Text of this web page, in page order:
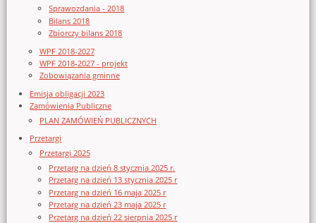
Sprawozdania - 2018
Bilans 2018
Zbiorczy bilans 2018
WPF 2018-2027
WPF 2018-2027 - projekt
Zobowiązania gminne
Emisja obligacji 2023
Zamówienia Publiczne
PLAN ZAMÓWIEŃ PUBLICZNYCH
Przetargi
Przetargi 2025
Przetarg na dzień 8 stycznia 2025 r.
Przetarg na dzień 13 stycznia 2025 r
Przetarg na dzień 16 maja 2025 r
Przetarg na dzień 23 maja 2025 r
Przetarg na dzień 22 sierpnia 2025 r